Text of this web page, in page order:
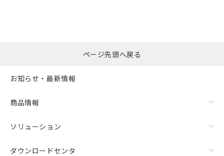
ページ先頭へ戻る
お知らせ・最新情報
商品情報
ソリューション
ダウンロードセンタ